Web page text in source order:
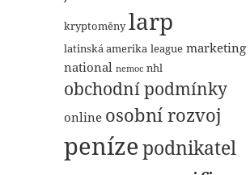
kryptoměny larp
latinská amerika league marketing
national nemoc nhl
obchodní podmínky
online osobní rozvoj
penízepodnikatel